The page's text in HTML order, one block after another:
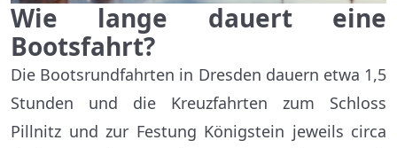
Wie lange dauert eine
Bootsfahrt?
Die Bootsrundfahrten in Dresden dauern etwa 1,5
Stunden und die Kreuzfahrten zum Schloss
Pillnitz und zur Festung Königstein jeweils circa